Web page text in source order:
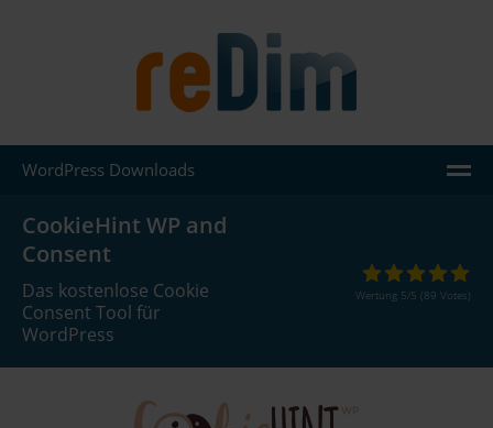
WordPress Downloads
AGENTUR
LEISTUNGEN
JOOMLA
Wertung 5/5 (89 Votes)
CookieHint WP and
Consent
Das kostenlose Cookie
Consent Tool für
WordPress